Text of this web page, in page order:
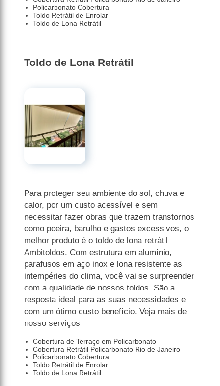
Policarbonato Cobertura
Toldo Retrátil de Enrolar
Toldo de Lona Retrátil
Toldo de Lona Retrátil
Para proteger seu ambiente do sol, chuva e
calor, por um custo acessível e sem
necessitar fazer obras que trazem transtornos
como poeira, barulho e gastos excessivos, o
melhor produto é o toldo de lona retrátil
Ambitoldos. Com estrutura em alumínio,
parafusos em aço inox e lona resistente as
intempéries do clima, você vai se surpreender
com a qualidade de nossos toldos. São a
resposta ideal para as suas necessidades e
com um ótimo custo benefício. Veja mais de
nosso serviços
Cobertura de Terraço em Policarbonato
Cobertura Retrátil Policarbonato Rio de Janeiro
Policarbonato Cobertura
Toldo Retrátil de Enrolar
Toldo de Lona Retrátil